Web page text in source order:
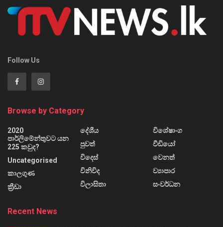
Follow Us
Browse by Category
2020
පාර්ලිමේන්තුවට යන
225 කවුද?
Uncategorised
කාලගුණ
ක්‍රීඩා
දේශීය
පුවත්
විදෙස්
විනිවිද
විලාසිතා
විශේෂාංග
වීඩියෝ
වෙනත්
ව්‍යාපාර
සංවර්ධන
Recent News